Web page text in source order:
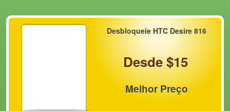
Desbloqueie HTC Desire 816
Desde $15
Melhor Preço